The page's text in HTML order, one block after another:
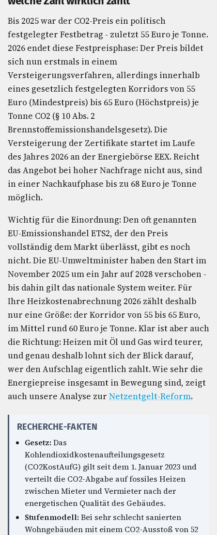
Bis 2025 war der CO2-Preis ein politisch
festgelegter Festbetrag - zuletzt 55 Euro je Tonne.
2026 endet diese Festpreisphase: Der Preis bildet
sich nun erstmals in einem
Versteigerungsverfahren, allerdings innerhalb
eines gesetzlich festgelegten Korridors von 55
Euro (Mindestpreis) bis 65 Euro (Höchstpreis) je
Tonne CO2 (§ 10 Abs. 2
Brennstoffemissionshandelsgesetz). Die
Versteigerung der Zertifikate startet im Laufe
des Jahres 2026 an der Energiebörse EEX. Reicht
das Angebot bei hoher Nachfrage nicht aus, sind
in einer Nachkaufphase bis zu 68 Euro je Tonne
möglich.
Wichtig für die Einordnung: Den oft genannten
EU-Emissionshandel ETS2, der den Preis
vollständig dem Markt überlässt, gibt es noch
nicht. Die EU-Umweltminister haben den Start im
November 2025 um ein Jahr auf 2028 verschoben -
bis dahin gilt das nationale System weiter. Für
Ihre Heizkostenabrechnung 2026 zählt deshalb
nur eine Größe: der Korridor von 55 bis 65 Euro,
im Mittel rund 60 Euro je Tonne. Klar ist aber auch
die Richtung: Heizen mit Öl und Gas wird teurer,
und genau deshalb lohnt sich der Blick darauf,
wer den Aufschlag eigentlich zahlt. Wie sehr die
Energiepreise insgesamt in Bewegung sind, zeigt
auch unsere Analyse zur Netzentgelt-Reform.
RECHERCHE-FAKTEN
Gesetz: Das
Kohlendioxidkostenaufteilungsgesetz
(CO2KostAufG) gilt seit dem 1. Januar 2023 und
verteilt die CO2-Abgabe auf fossiles Heizen
zwischen Mieter und Vermieter nach der
energetischen Qualität des Gebäudes.
Stufenmodell: Bei sehr schlecht sanierten
Wohngebäuden mit einem CO2-Ausstoß von 52